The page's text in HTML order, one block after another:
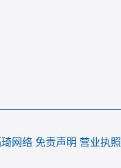
网络 免责声明 营业执照